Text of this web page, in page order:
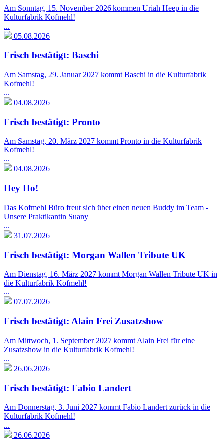
Am Sonntag, 15. November 2026 kommen Uriah Heep in die
Kulturfabrik Kofmehl!
...
05.08.2026
Frisch bestätigt: Baschi
Am Samstag, 29. Januar 2027 kommt Baschi in die Kulturfabrik
Kofmehl!
...
04.08.2026
Frisch bestätigt: Pronto
Am Samstag, 20. März 2027 kommt Pronto in die Kulturfabrik
Kofmehl!
...
04.08.2026
Hey Ho!
Das Kofmehl Büro freut sich über einen neuen Buddy im Team -
Unsere Praktikantin Suany
...
31.07.2026
Frisch bestätigt: Morgan Wallen Tribute UK
Am Dienstag, 16. März 2027 kommt Morgan Wallen Tribute UK in
die Kulturfabrik Kofmehl!
...
07.07.2026
Frisch bestätigt: Alain Frei Zusatzshow
Am Mittwoch, 1. September 2027 kommt Alain Frei für eine
Zusatzshow in die Kulturfabrik Kofmehl!
...
26.06.2026
Frisch bestätigt: Fabio Landert
Am Donnerstag, 3. Juni 2027 kommt Fabio Landert zurück in die
Kulturfabrik Kofmehl!
...
26.06.2026